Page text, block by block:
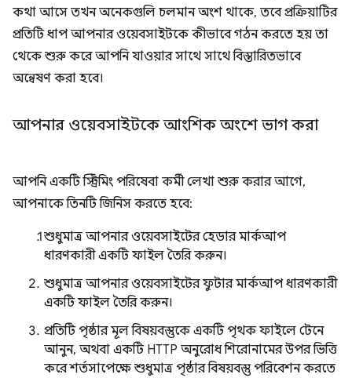
কথা আসে তখন অনেকগুলি চলমান অংশ থাকে, তবে প্রক্রিয়াটির
প্রতিটি ধাপ আপনার ওয়েবসাইটকে কীভাবে গঠন করতে হয় তা
থেকে শুরু করে আপনি যাওয়ার সাথে সাথে বিস্তারিতভাবে
অন্বেষণ করা হবে।
আপনার ওয়েবসাইটকে আংশিক অংশে ভাগ করা
আপনি একটি স্ট্রিমিং পরিষেবা কর্মী লেখা শুরু করার আগে,
আপনাকে তিনটি জিনিস করতে হবে:
শুধুমাত্র আপনার ওয়েবসাইটের হেডার মার্কআপ
ধারণকারী একটি ফাইল তৈরি করুন।
শুধুমাত্র আপনার ওয়েবসাইটের ফুটার মার্কআপ ধারণকারী
একটি ফাইল তৈরি করুন।
প্রতিটি পৃষ্ঠার মূল বিষয়বস্তুকে একটি পৃথক ফাইলে টেনে
আনুন, অথবা একটি HTTP অনুরোধ শিরোনামের উপর ভিত্তি
করে শর্তসাপেক্ষে শুধুমাত্র পৃষ্ঠার বিষয়বস্তু পরিবেশন করতে